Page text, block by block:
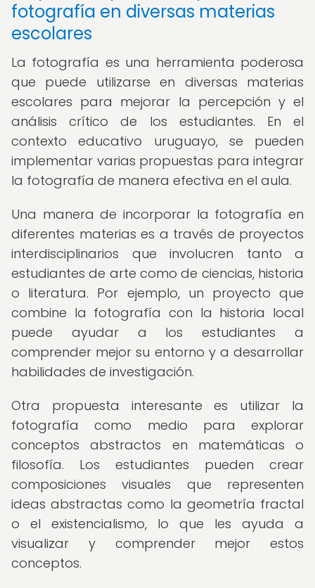
fotografía en diversas materias
escolares
La fotografía es una herramienta poderosa
que puede utilizarse en diversas materias
escolares para mejorar la percepción y el
análisis crítico de los estudiantes. En el
contexto educativo uruguayo, se pueden
implementar varias propuestas para integrar
la fotografía de manera efectiva en el aula.
Una manera de incorporar la fotografía en
diferentes materias es a través de proyectos
interdisciplinarios que involucren tanto a
estudiantes de arte como de ciencias, historia
o literatura. Por ejemplo, un proyecto que
combine la fotografía con la historia local
puede ayudar a los estudiantes a
comprender mejor su entorno y a desarrollar
habilidades de investigación.
Otra propuesta interesante es utilizar la
fotografía como medio para explorar
conceptos abstractos en matemáticas o
filosofía. Los estudiantes pueden crear
composiciones visuales que representen
ideas abstractas como la geometría fractal
o el existencialismo, lo que les ayuda a
visualizar y comprender mejor estos
conceptos.